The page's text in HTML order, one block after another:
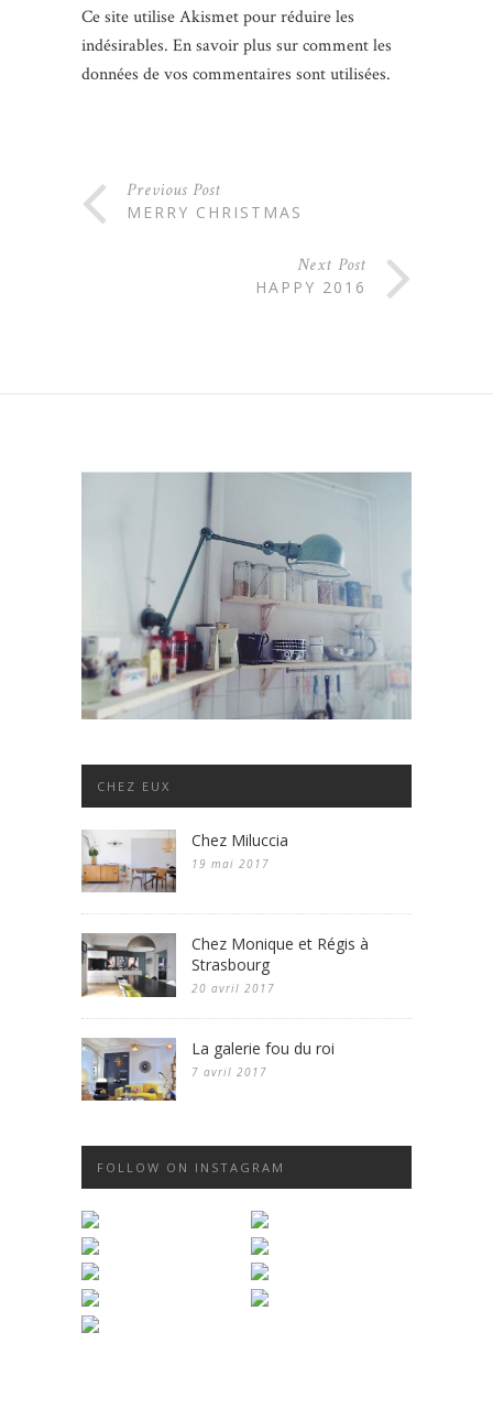
Ce site utilise Akismet pour réduire les
indésirables. En savoir plus sur comment les
données de vos commentaires sont utilisées.
Previous Post
MERRY CHRISTMAS
Next Post
HAPPY 2016
CHEZ EUX
Chez Miluccia
19 mai 2017
Chez Monique et Régis à
Strasbourg
20 avril 2017
La galerie fou du roi
7 avril 2017
FOLLOW ON INSTAGRAM